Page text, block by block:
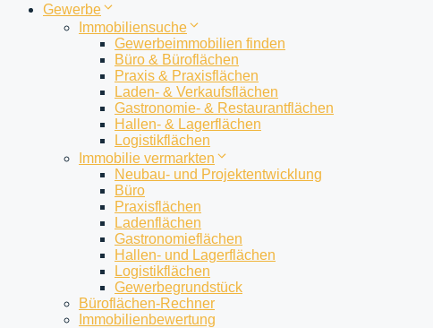
Gewerbe
Immobiliensuche
Gewerbeimmobilien finden
Büro & Büroflächen
Praxis & Praxisflächen
Laden- & Verkaufsflächen
Gastronomie- & Restaurantflächen
Hallen- & Lagerflächen
Logistikflächen
Immobilie vermarkten
Neubau- und Projektentwicklung
Büro
Praxisflächen
Ladenflächen
Gastronomieflächen
Hallen- und Lagerflächen
Logistikflächen
Gewerbegrundstück
Büroflächen-Rechner
Immobilienbewertung